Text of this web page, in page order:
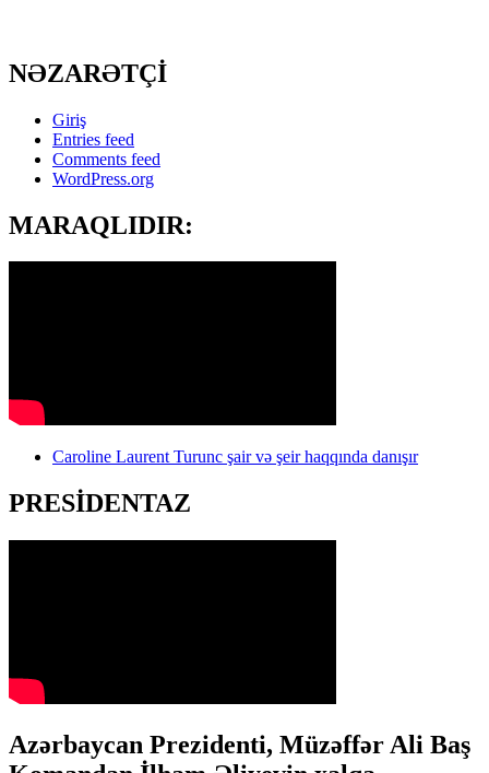
NƏZARƏTÇİ
Giriş
Entries feed
Comments feed
WordPress.org
MARAQLIDIR:
Caroline Laurent Turunc şair və şeir haqqında danışır
PRESİDENTAZ
Azərbaycan Prezidenti, Müzəffər Ali Baş